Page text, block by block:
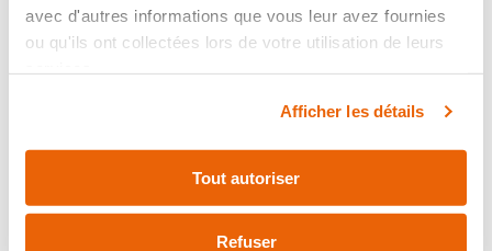
avec d'autres informations que vous leur avez fournies
ou qu'ils ont collectées lors de votre utilisation de leurs
Afficher les détails
Tout autoriser
Refuser
Dépistage des problèmes cardiaques
Dépistage de l’ostéoporose